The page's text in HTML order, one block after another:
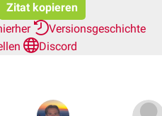
Zitat kopieren
Versionsgeschichte
Discord